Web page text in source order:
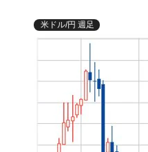
米ドル/円 週足